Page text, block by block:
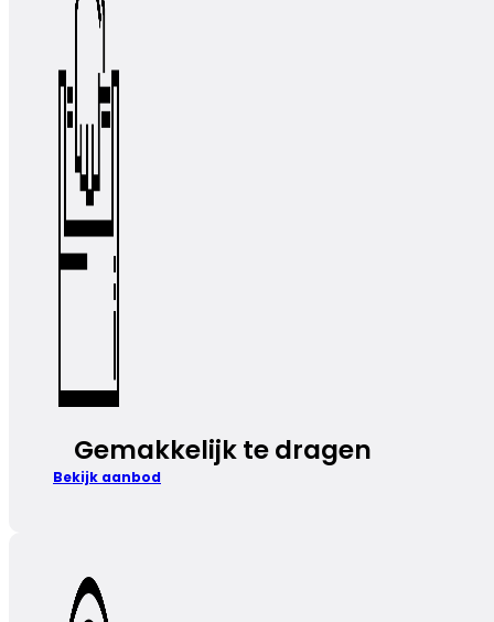
Gemakkelijk te dragen
Bekijk aanbod